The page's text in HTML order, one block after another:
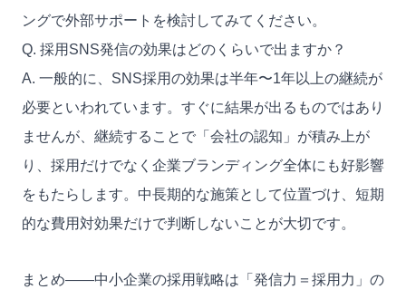
ングで外部サポートを検討してみてください。
Q. 採用SNS発信の効果はどのくらいで出ますか？
A. 一般的に、SNS採用の効果は半年〜1年以上の継続が
必要といわれています。すぐに結果が出るものではあり
ませんが、継続することで「会社の認知」が積み上が
り、採用だけでなく企業ブランディング全体にも好影響
をもたらします。中長期的な施策として位置づけ、短期
的な費用対効果だけで判断しないことが大切です。
まとめ——中小企業の採用戦略は「発信力＝採用力」の